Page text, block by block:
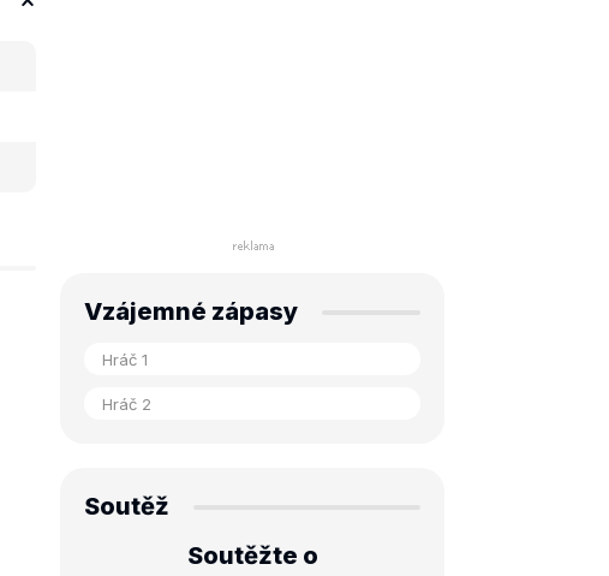
Vzájemné zápasy
Soutěž
Soutěžte o